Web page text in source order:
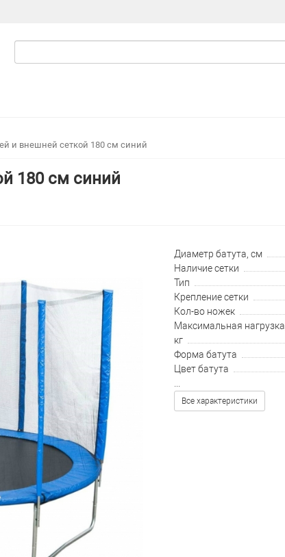
и внешней сеткой 180 см синий
180 см синий
Диаметр батута, см
Наличие сетки
Тип
Крепление сетки
Кол-во ножек
Максимальная нагрузка,
кг
Форма батута
Цвет батута
Все характеристики